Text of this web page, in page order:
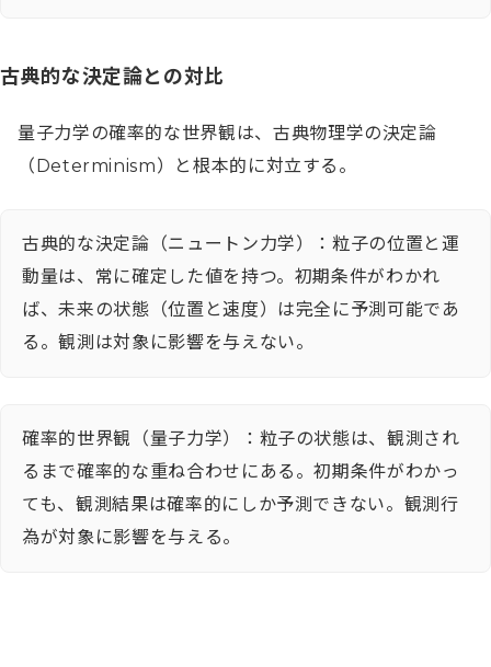
古典的な決定論との対比
量子力学の確率的な世界観は、古典物理学の決定論
（Determinism）と根本的に対立する。
古典的な決定論（ニュートン力学）：粒子の位置と運
動量は、常に確定した値を持つ。初期条件がわかれ
ば、未来の状態（位置と速度）は完全に予測可能であ
る。観測は対象に影響を与えない。
確率的世界観（量子力学）：粒子の状態は、観測され
るまで確率的な重ね合わせにある。初期条件がわかっ
ても、観測結果は確率的にしか予測できない。観測行
為が対象に影響を与える。